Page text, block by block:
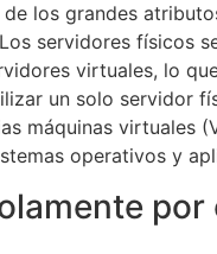
los grandes
servidores físicos
virtuales, lo
un solo servidor
máquinas virtuales
operativos y
por